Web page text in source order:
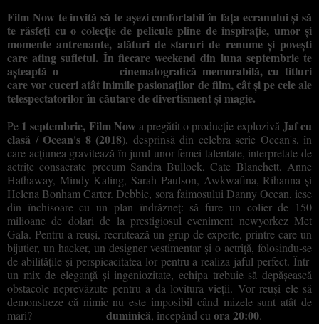
Film Now te invită să te așezi confortabil în fața ecranului și să
te răsfeți cu o colecție de pelicule pline de inspirație, umor și
momente antrenante, alături de staruri de renume și povești
care ating sufletul. În fiecare weekend din luna septembrie te
așteaptă oexperiențăcinematografică memorabilă, cu titluri
care vor cuceri atât inimile pasionaților de film, cât și pe cele ale
telespectatorilor în căutare de divertisment și magie.
Pe 1 septembrie, Film Now a pregătit o producție explozivă Jaf cu
clasă / Ocean's 8 (2018), desprinsă din celebra serie Ocean's, în
care acțiunea gravitează în jurul unor femei talentate, interpretate de
actrițe consacrate precum Sandra Bullock, Cate Blanchett, Anne
Hathaway, Mindy Kaling, Sarah Paulson, Awkwafina, Rihanna și
Helena Bonham Carter. Debbie, sora faimosului Danny Ocean, iese
din închisoare cu un plan îndrăzneț: să fure un colier de 150
milioane de dolari de la prestigiosul eveniment newyorkez Met
Gala. Pentru a reuși, recrutează un grup de experte, printre care un
bijutier, un hacker, un designer vestimentar și o actriță, folosindu-se
de abilitățile și perspicacitatea lor pentru a realiza jaful perfect. Într-
un mix de eleganță și ingeniozitate, echipa trebuie să depășească
obstacole neprevăzute pentru a da lovitura vieții. Vor reuși ele să
demonstreze că nimic nu este imposibil când mizele sunt atât de
mari?
duminică, începând cu ora 20:00.